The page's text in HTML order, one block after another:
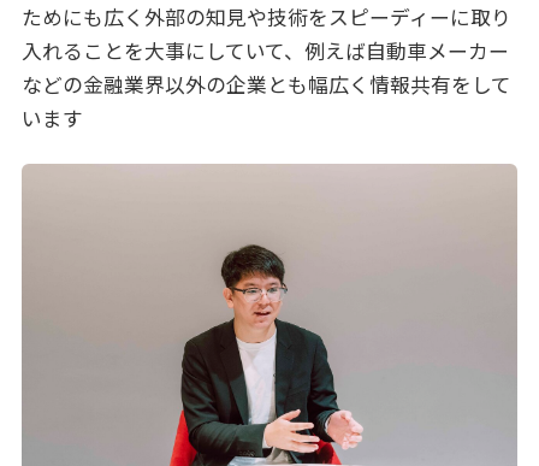
ためにも広く外部の知見や技術をスピーディーに取り
入れることを大事にしていて、例えば自動車メーカー
などの金融業界以外の企業とも幅広く情報共有をして
います